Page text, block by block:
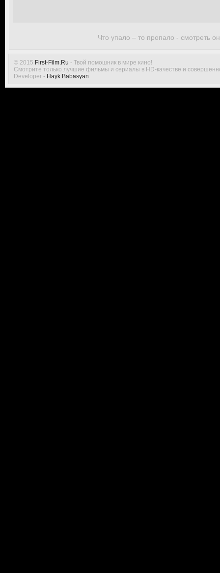
Что упало – то пропало - смотреть
© 2015 First-Film.Ru - Твой помошник в мире кино!
Смотрите только лучшие фильмы и сериалы в HD-качестве и
Developer - Hayk Babasyan